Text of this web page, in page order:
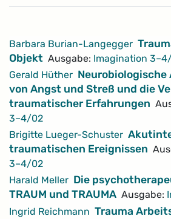
Artikel
Barbara Burian-Langegger
Objekt Ausgabe: Imagination
Gerald Hüther Neurobiologische
von Angst und Streß und die
traumatischer Erfahrungen
3–4/02
Brigitte Lueger-Schuster
traumatischen Ereignissen
3–4/02
Harald Meller Die
TRAUM und TRAUMA Ausgabe:
Ingrid Reichmann Trauma